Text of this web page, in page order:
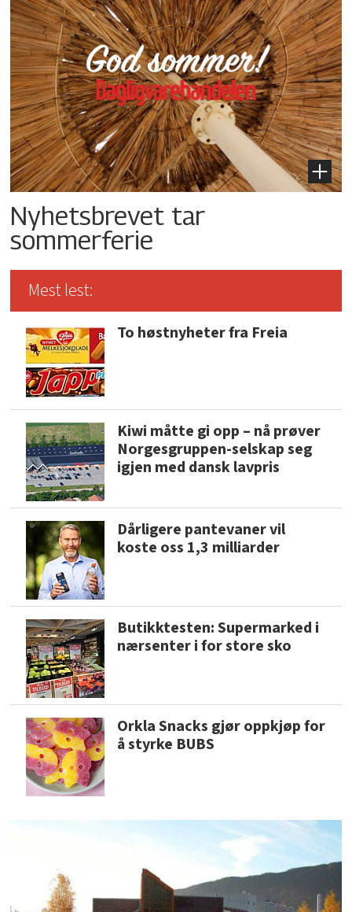
Nyhetsbrevet tar
sommerferie
Mest lest:
To høstnyheter fra Freia
Kiwi måtte gi opp – nå prøver
Norgesgruppen-selskap seg
igjen med dansk lavpris
Dårligere pantevaner vil
koste oss 1,3 milliarder
Butikktesten: Supermarked i
nærsenter i for store sko
Orkla Snacks gjør oppkjøp for
å styrke BUBS